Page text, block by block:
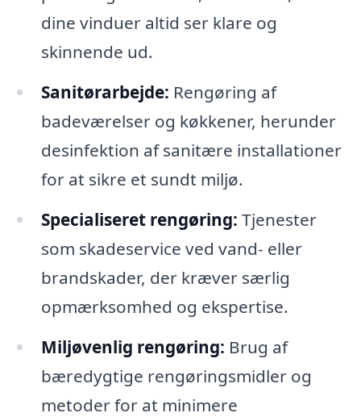
dine vinduer altid ser klare og
skinnende ud.
Sanitørarbejde: Rengøring af
badeværelser og køkkener, herunder
desinfektion af sanitære installationer
for at sikre et sundt miljø.
Specialiseret rengøring: Tjenester
som skadeservice ved vand- eller
brandskader, der kræver særlig
opmærksomhed og ekspertise.
Miljøvenlig rengøring: Brug af
bæredygtige rengøringsmidler og
metoder for at minimere